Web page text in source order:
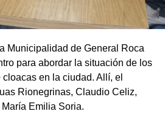
Municipalidad de General Roca
para abordar la situación de los
en la ciudad. Allí, el
Rionegrinas, Claudio Celiz,
Emilia Soria.